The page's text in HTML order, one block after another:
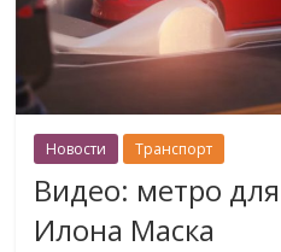
Новости Транспорт
Видео: метро
Илона Маска